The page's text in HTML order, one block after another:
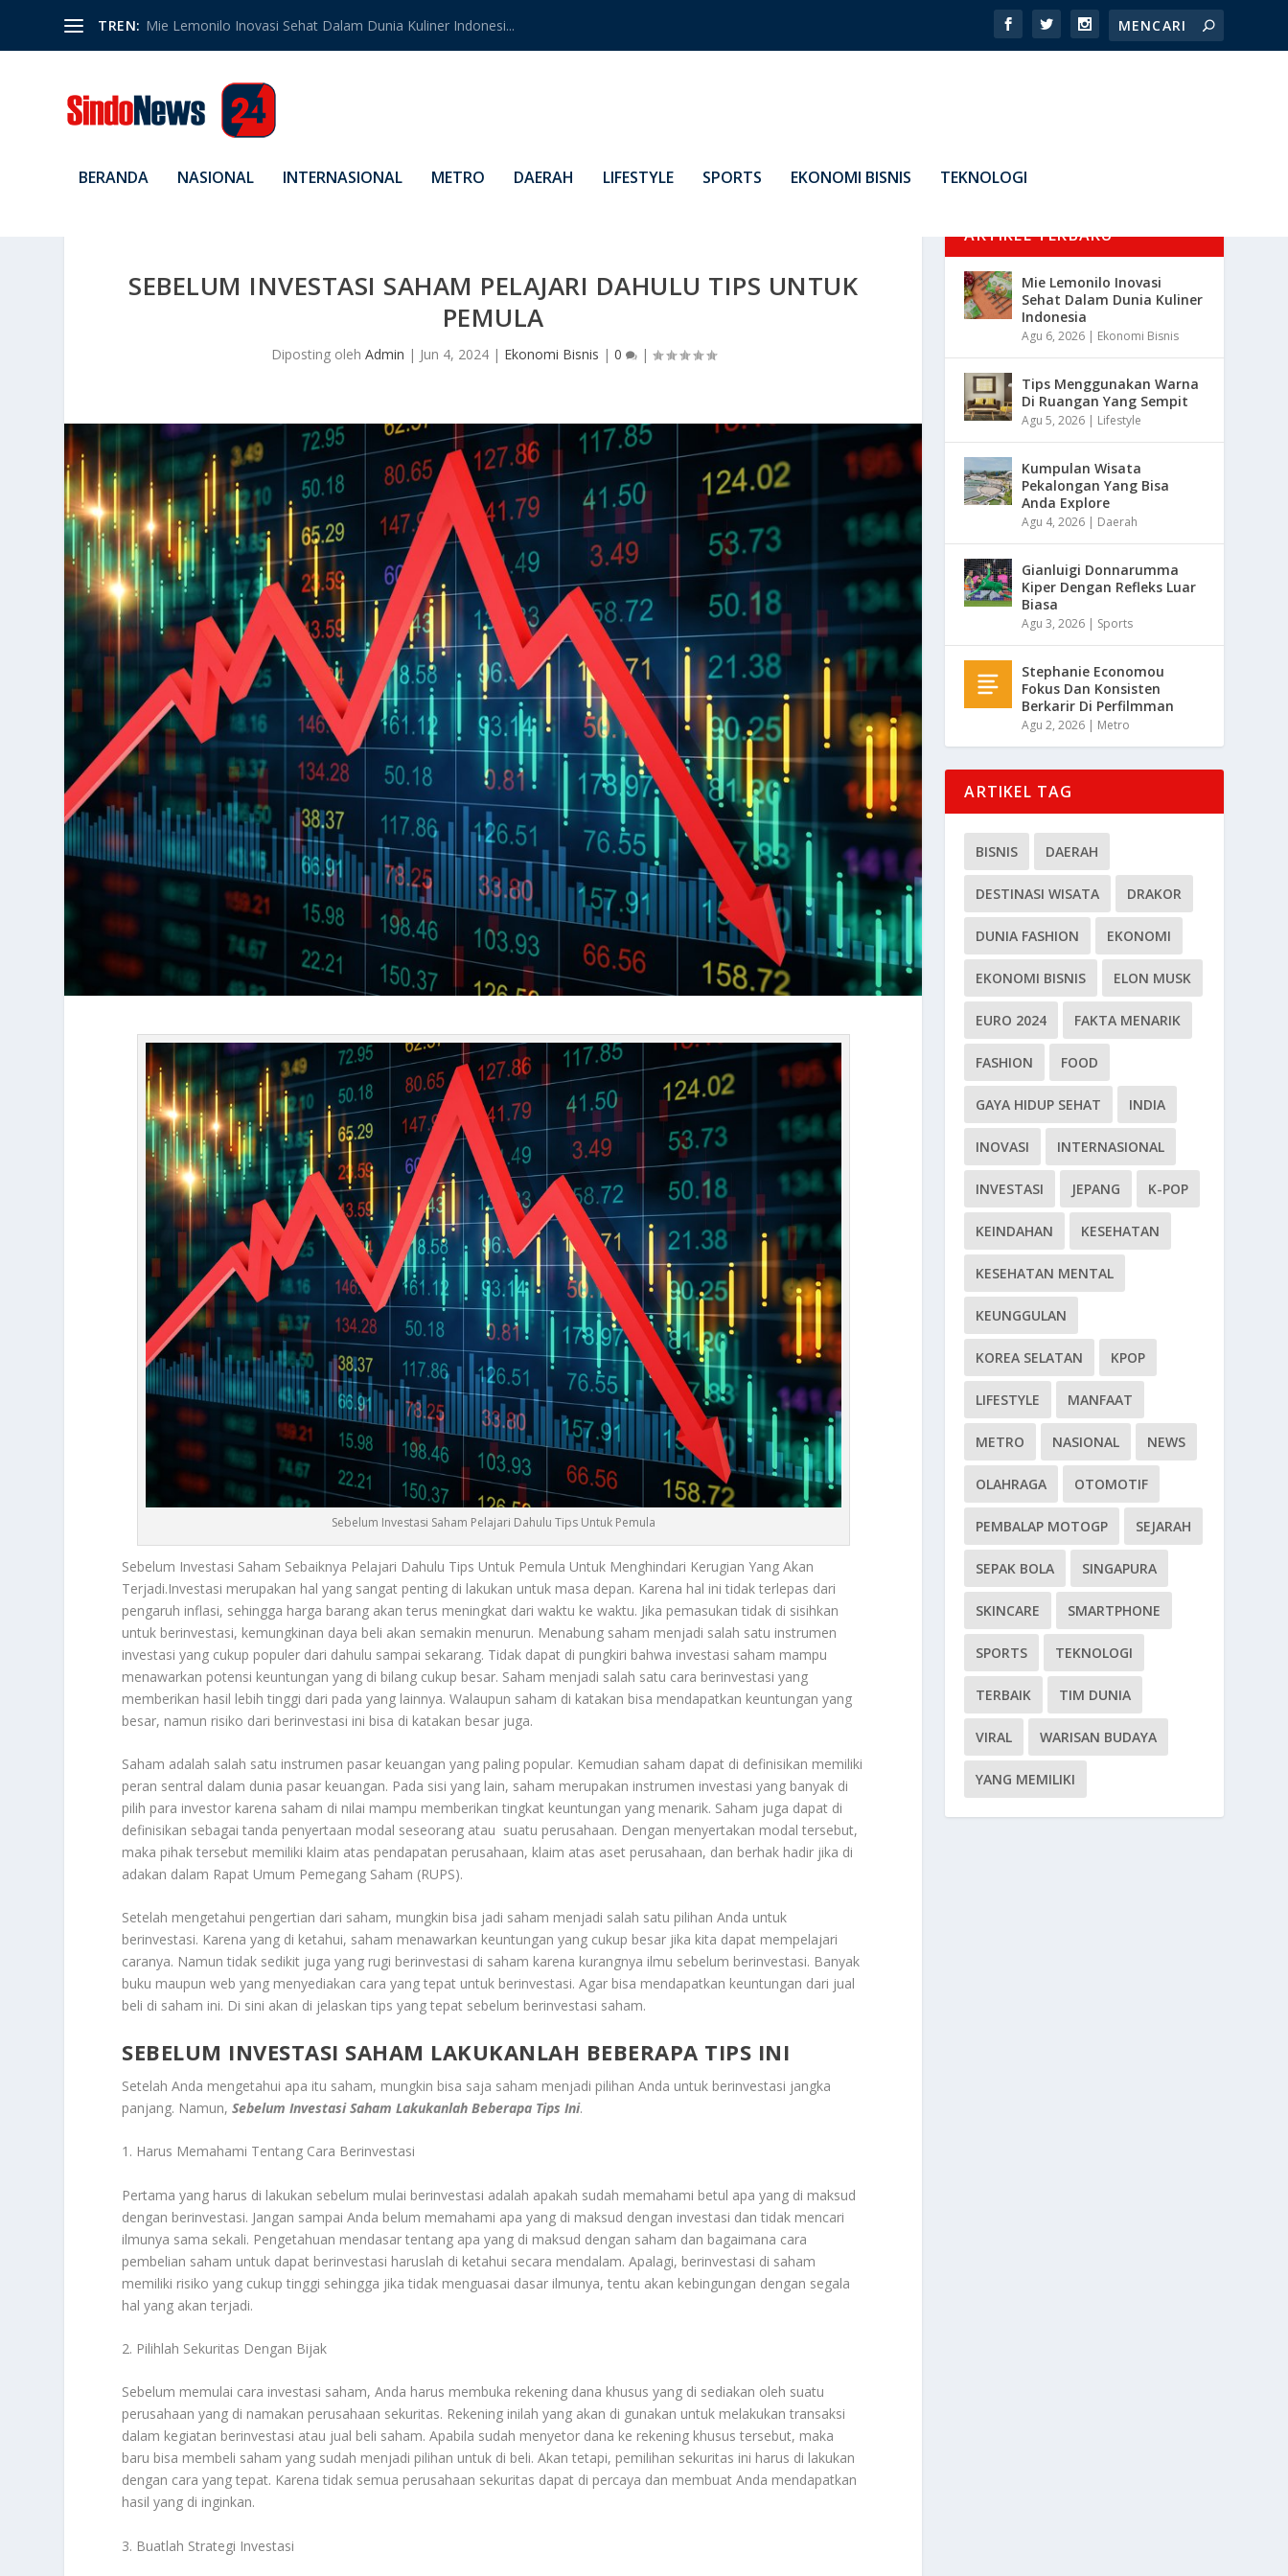
TREN: Mie Lemonilo Inovasi Sehat Dalam Dunia Kuliner Indonesi...
BERANDA NASIONAL INTERNASIONAL METRO DAERAH LIFESTYLE SPORTS EKONOMI BISNIS TEKNOLOGI
SEBELUM INVESTASI SAHAM PELAJARI DAHULU TIPS UNTUK
PEMULA
Diposting oleh Admin | Jun 4, 2024| Ekonomi Bisnis | 0 |
Sebelum Investasi Saham Pelajari Dahulu Tips Untuk Pemula
Sebelum Investasi Saham Sebaiknya Pelajari Dahulu Tips Untuk Pemula Untuk Menghindari Kerugian Yang Akan
Terjadi.Investasi merupakan hal yang sangat penting di lakukan untuk masa depan. Karena hal ini tidak terlepas dari
pengaruh inflasi, sehingga harga barang akan terus meningkat dari waktu ke waktu. Jika pemasukan tidak di sisihkan
untuk berinvestasi, kemungkinan daya beli akan semakin menurun. Menabung saham menjadi salah satu instrumen
investasi yang cukup populer dari dahulu sampai sekarang. Tidak dapat di pungkiri bahwa investasi saham mampu
menawarkan potensi keuntungan yang di bilang cukup besar. Saham menjadi salah satu cara berinvestasi yang
memberikan hasil lebih tinggi dari pada yang lainnya. Walaupun saham di katakan bisa mendapatkan keuntungan yang
besar, namun risiko dari berinvestasi ini bisa di katakan besar juga.
Saham adalah salah satu instrumen pasar keuangan yang paling popular. Kemudian saham dapat di definisikan memiliki
peran sentral dalam dunia pasar keuangan. Pada sisi yang lain, saham merupakan instrumen investasi yang banyak di
pilih para investor karena saham di nilai mampu memberikan tingkat keuntungan yang menarik. Saham juga dapat di
definisikan sebagai tanda penyertaan modal seseorang atau suatu perusahaan. Dengan menyertakan modal tersebut,
maka pihak tersebut memiliki klaim atas pendapatan perusahaan, klaim atas aset perusahaan, dan berhak hadir jika di
adakan dalam Rapat Umum Pemegang Saham (RUPS).
Setelah mengetahui pengertian dari saham, mungkin bisa jadi saham menjadi salah satu pilihan Anda untuk
berinvestasi. Karena yang di ketahui, saham menawarkan keuntungan yang cukup besar jika kita dapat mempelajari
caranya. Namun tidak sedikit juga yang rugi berinvestasi di saham karena kurangnya ilmu sebelum berinvestasi. Banyak
buku maupun web yang menyediakan cara yang tepat untuk berinvestasi. Agar bisa mendapatkan keuntungan dari jual
beli di saham ini. Di sini akan di jelaskan tips yang tepat sebelum berinvestasi saham.
SEBELUM INVESTASI SAHAM LAKUKANLAH BEBERAPA TIPS INI
Setelah Anda mengetahui apa itu saham, mungkin bisa saja saham menjadi pilihan Anda untuk berinvestasi jangka
panjang. Namun,Sebelum Investasi Saham Lakukanlah Beberapa Tips Ini.
1. Harus Memahami Tentang Cara Berinvestasi
Pertama yang harus di lakukan sebelum mulai berinvestasi adalah apakah sudah memahami betul apa yang di maksud
dengan berinvestasi. Jangan sampai Anda belum memahami apa yang di maksud dengan investasi dan tidak mencari
ilmunya sama sekali. Pengetahuan mendasar tentang apa yang di maksud dengan saham dan bagaimana cara
pembelian saham untuk dapat berinvestasi haruslah di ketahui secara mendalam. Apalagi, berinvestasi di saham
memiliki risiko yang cukup tinggi sehingga jika tidak menguasai dasar ilmunya, tentu akan kebingungan dengan segala
hal yang akan terjadi.
2. Pilihlah Sekuritas Dengan Bijak
Sebelum memulai cara investasi saham, Anda harus membuka rekening dana khusus yang di sediakan oleh suatu
perusahaan yang di namakan perusahaan sekuritas. Rekening inilah yang akan di gunakan untuk melakukan transaksi
dalam kegiatan berinvestasi atau jual beli saham. Apabila sudah menyetor dana ke rekening khusus tersebut, maka
baru bisa membeli saham yang sudah menjadi pilihan untuk di beli. Akan tetapi, pemilihan sekuritas ini harus di lakukan
dengan cara yang tepat. Karena tidak semua perusahaan sekuritas dapat di percaya dan membuat Anda mendapatkan
hasil yang di inginkan.
3. Buatlah Strategi Investasi
ARTIKEL TERBARU
Mie Lemonilo Inovasi
Sehat Dalam Dunia Kuliner
Indonesia
Agu 6, 2026 | Ekonomi Bisnis
Tips Menggunakan Warna
Di Ruangan Yang Sempit
Agu 5, 2026 | Lifestyle
Kumpulan Wisata
Pekalongan Yang Bisa
Anda Explore
Agu 4, 2026 | Daerah
Gianluigi Donnarumma
Kiper Dengan Refleks Luar
Biasa
Agu 3, 2026 | Sports
Stephanie Economou
Fokus Dan Konsisten
Berkarir Di Perfilmman
Agu 2, 2026 | Metro
ARTIKEL TAG
BISNIS DAERAH
DESTINASI WISATA DRAKOR
DUNIA FASHION EKONOMI
EKONOMI BISNIS ELON MUSK
EURO 2024 FAKTA MENARIK
FASHION FOOD
GAYA HIDUP SEHAT INDIA
INOVASI INTERNASIONAL
INVESTASI JEPANG K-POP
KEINDAHAN KESEHATAN
KESEHATAN MENTAL
KEUNGGULAN
KOREA SELATAN KPOP
LIFESTYLE MANFAAT
METRO NASIONAL NEWS
OLAHRAGA OTOMOTIF
PEMBALAP MOTOGP SEJARAH
SEPAK BOLA SINGAPURA
SKINCARE SMARTPHONE
SPORTS TEKNOLOGI
TERBAIK TIM DUNIA
VIRAL WARISAN BUDAYA
YANG MEMILIKI